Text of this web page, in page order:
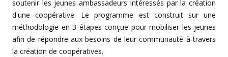
soutenir les jeunes ambassadeurs intéressés par la création
d'une coopérative. Le programme est construit sur une
méthodologie en 3 étapes conçue pour mobiliser les jeunes
afin de répondre aux besoins de leur communauté à travers
la création de coopératives.